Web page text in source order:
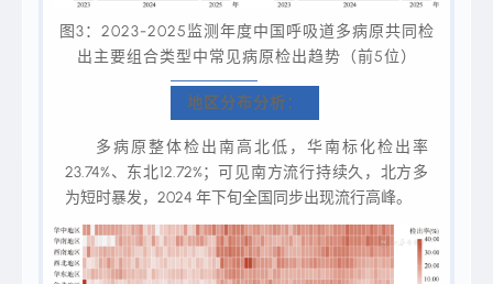
图3：2023-2025监测年度中国呼吸道多病原共同检
出主要组合类型中常见病原检出趋势（前5位）
地区分布分析：
多病原整体检出南高北低，华南标化检出率
23.74%、东北12.72%；可见南方流行持续久，北方多
为短时暴发，2024 年下旬全国同步出现流行高峰。